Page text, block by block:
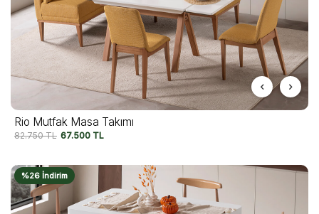
Rio Mutfak Masa Takımı
82.750TL 67.500 TL
%26 İndirim